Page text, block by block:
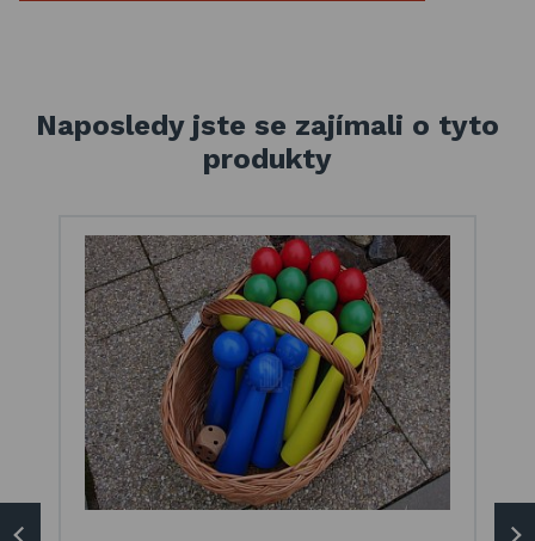
Naposledy jste se zajímali o tyto
produkty